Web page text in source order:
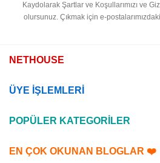
Kaydolarak Şartlar ve Koşullarımızı ve
olursunuz. Çıkmak için e-
NETHOUSE
ÜYE İŞLEMLERİ
POPÜLER KATEGORİLER
EN ÇOK OKUNAN BLOGLAR ❤️